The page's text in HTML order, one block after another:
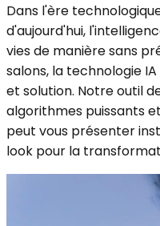
Dans l'ère
d'aujourd'hui,
vies de manière sans
salons, la technologie
et solution. Notre outil
algorithmes puissants
peut vous présenter
look pour la